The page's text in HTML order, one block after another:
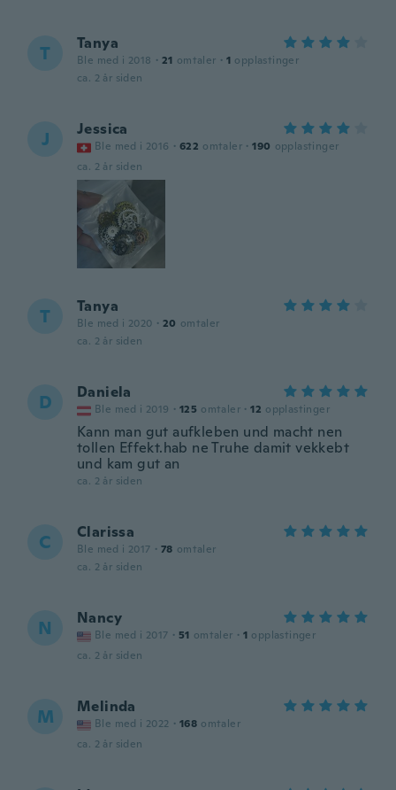
T Tanya
Ble med i 2018 · 21 omtaler · 1 opplastinger
ca. 2 år siden
J Jessica
Ble med i 2016 · 622 omtaler · 190 opplastinger
ca. 2 år siden
T Tanya
Ble med i 2020 · 20 omtaler
ca. 2 år siden
D Daniela
Ble med i 2019 · 125 omtaler · 12 opplastinger
Kann man gut aufkleben und macht nen
tollen Effekt.hab ne Truhe damit vekkebt
und kam gut an
ca. 2 år siden
C Clarissa
Ble med i 2017 · 78 omtaler
ca. 2 år siden
N Nancy
Ble med i 2017 · 51 omtaler · 1 opplastinger
ca. 2 år siden
M Melinda
Ble med i 2022 · 168 omtaler
ca. 2 år siden